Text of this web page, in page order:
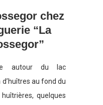
chez
“La
autour du lac
au fond du
quelques